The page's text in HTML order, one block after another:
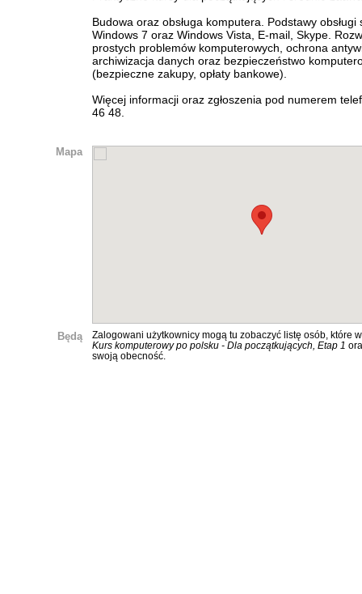
Budowa oraz obsługa komputera. Podstawy obsługi
Windows 7 oraz Windows Vista, E-mail, Skype.
prostych problemów komputerowych, ochrona
archiwizacja danych oraz bezpieczeństwo
(bezpieczne zakupy, opłaty bankowe).
Więcej informacji oraz zgłoszenia pod numerem
46 48.
Mapa
Będą
Zalogowani użytkownicy mogą tu zobaczyć listę osób, które
Kurs komputerowy po polsku - Dla początkujących, Etap 1
swoją obecność.